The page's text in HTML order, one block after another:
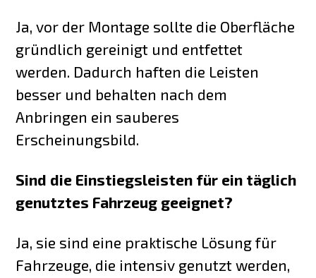
Ja, vor der Montage sollte die Oberfläche
gründlich gereinigt und entfettet
werden. Dadurch haften die Leisten
besser und behalten nach dem
Anbringen ein sauberes
Erscheinungsbild.
Sind die Einstiegsleisten für ein täglich
genutztes Fahrzeug geeignet?
Ja, sie sind eine praktische Lösung für
Fahrzeuge, die intensiv genutzt werden,